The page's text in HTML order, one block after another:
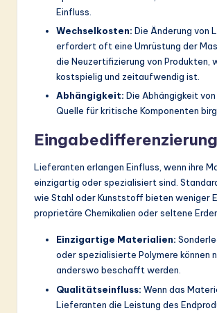
Einfluss.
Wechselkosten: Die Änderung von
erfordert oft eine Umrüstung der
die Neuzertifizierung von Produkten,
kostspielig und zeitaufwendig ist.
Abhängigkeit: Die Abhängigkeit
Quelle für kritische Komponenten
Eingabedifferenzierung
Lieferanten erlangen Einfluss, wenn ihre
einzigartig oder spezialisiert sind.
wie Stahl oder Kunststoff bieten weniger
proprietäre Chemikalien oder seltene
Einzigartige Materialien:
oder spezialisierte Polymere können
anderswo beschafft werden.
Qualitätseinfluss: Wenn das
Lieferanten die Leistung des